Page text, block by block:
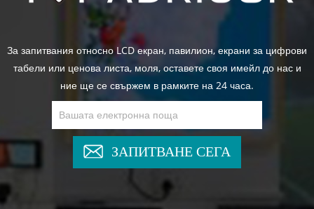
За запитвания относно LCD екран, павилион, екрани за цифрови
табели или ценова листа, моля, оставете своя имейл до нас и
ние ще се свържем в рамките на 24 часа.
ЗАПИТВАНЕ СЕГА